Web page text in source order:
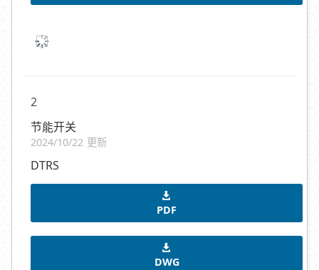
2
节能开关
2024/10/22 更新
DTRS
PDF
DWG